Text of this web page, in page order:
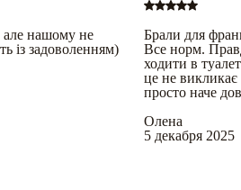
але нашому не
із задоволенням)
Брали для
Все норм.
ходити в
це не
просто наче
Олена
5 декабря 2025